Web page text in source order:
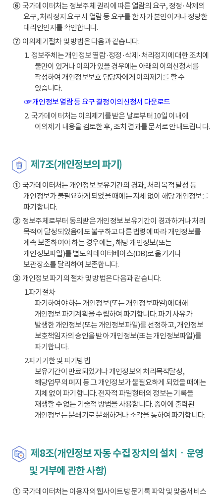
⑥국가데이터처는 정보주체 권리에 따른 열람의 요구, 정정·삭제의
요구, 처리정지 요구 시 열람 등 요구를 한 자가 본인이거나 정당한
대리인인지를 확인합니다.
⑦이의제기절차 및 방법은 다음과 같습니다.
1. 정보주체는 개인정보 열람·정정·삭제·처리정지에 대한 조치에
불만이 있거나 이의가 있을 경우에는 아래의 이의신청서를
작성하여 개인정보보호 담당자에게 이의제기를 할 수
있습니다.
☞ 개인정보 열람 등 요구 결정 이의신청서 다운로드
2. 국가데이터처는 이의제기를 받은 날로부터 10일 이내에
이의제기 내용을 검토한 후, 조치 결과를 문서로 안내드립니다.
제7조(개인정보의 파기)
①국가데이터처는 개인정보 보유기간의 경과, 처리 목적 달성 등
개인정보가 불필요하게 되었을 때에는 지체 없이 해당 개인정보를
파기합니다.
②정보주체로부터 동의받은 개인정보 보유기간이 경과하거나 처리
목적이 달성되었음에도 불구하고 다른 법령에 따라 개인정보를
계속 보존하여야 하는 경우에는, 해당 개인정보(또는
개인정보파일)를 별도의 데이터베이스(DB)로 옮기거나
보관장소를 달리하여 보존합니다.
③개인정보 파기의 절차 및 방법은 다음과 같습니다.
1.파기절차
파기하여야 하는 개인정보(또는 개인정보파일)에 대해
개인정보 파기계획을 수립하여 파기합니다. 파기 사유가
발생한 개인정보(또는 개인정보파일)를 선정하고, 개인정보
보호책임자의 승인을 받아 개인정보(또는 개인정보파일)를
파기합니다.
2.파기기한 및 파기방법
보유기간이 만료되었거나 개인정보의 처리목적달성,
해당업무의 폐지 등 그 개인정보가 불필요하게 되었을 때에는
지체 없이 파기합니다. 전자적 파일형태의 정보는 기록을
재생할 수 없는 기술적 방법을 사용합니다. 종이에 출력된
개인정보는 분쇄기로 분쇄하거나 소각을 통하여 파기합니다.
제8조(개인정보 자동 수집 장치의 설치ㆍ운영
및 거부에 관한 사항)
①국가데이터처는 이용자의 웹사이트 방문기록 파악 및 맞춤서비스